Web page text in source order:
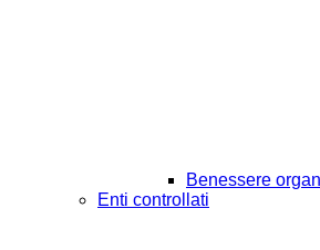
Benessere
Enti controllati